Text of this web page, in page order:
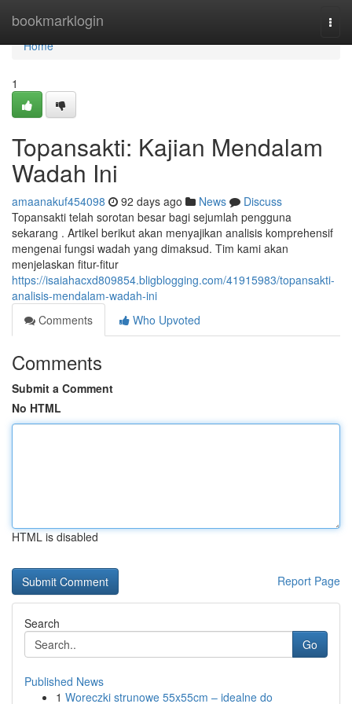
bookmarklogin
Home
Home
1
Topansakti: Kajian Mendalam
Wadah Ini
amaanakuf454098 92 days ago News
Discuss
Topansakti telah sorotan besar bagi sejumlah pengguna
sekarang . Artikel berikut akan menyajikan analisis komprehensif
mengenai fungsi wadah yang dimaksud. Tim kami akan
menjelaskan fitur-fitur
https://isaiahacxd809854.bligblogging.com/41915983/topansakti-
analisis-mendalam-wadah-ini
Comments
Who Upvoted
Comments
Submit a Comment
No HTML
HTML is disabled
Report Page
Search
Go
Published News
1 Woreczki strunowe 55x55cm – idealne do